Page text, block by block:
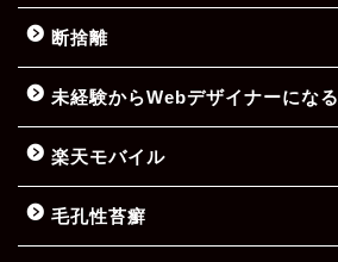
断捨離
未経験からWebデザイナーになる
楽天モバイル
毛孔性苔癬